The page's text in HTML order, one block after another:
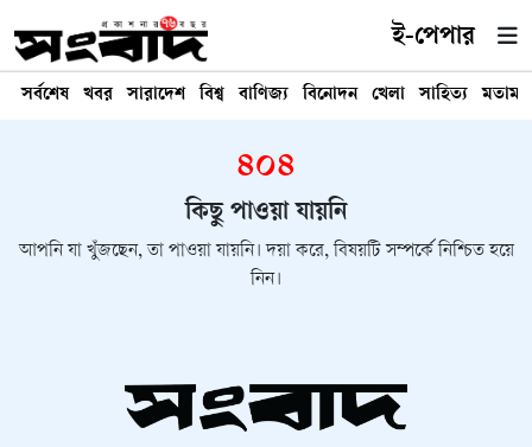
ই-পেপার
সর্বশেষ খবর সারাদেশ বিশ্ব বাণিজ্য বিনোদন খেলা সাহিত্য মতামত
৪০৪
কিছু পাওয়া যায়নি
আপনি যা খুঁজছেন, তা পাওয়া যায়নি। দয়া করে, বিষয়টি সম্পর্কে নিশ্চিত হয়ে
নিন।